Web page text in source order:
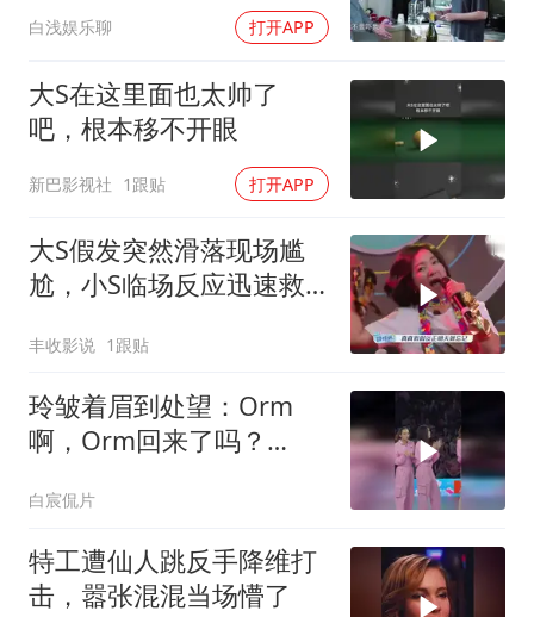
白浅娱乐聊 打开APP
大S在这里面也太帅了
吧，根本移不开眼
新巴影视社 1跟贴 打开APP
大S假发突然滑落现场尴
尬，小S临场反应迅速救
丰收影说 1跟贴
玲皱着眉到处望：Orm
啊，Orm回来了吗？
白宸侃片
特工遭仙人跳反手降维打
击，嚣张混混当场懵了